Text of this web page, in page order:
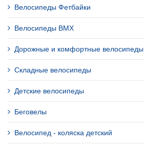
Велосипеды Фетбайки
Велосипеды BMX
Дорожные и комфортные велосипеды
Складные велосипеды
Детские велосипеды
Беговелы
Велосипед - коляска детский